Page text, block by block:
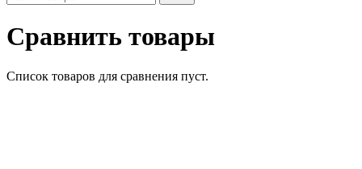
Сравнить товары
Список товаров для сравнения пуст.